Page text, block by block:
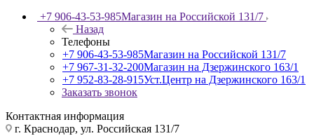
+7 906-43-53-985Магазин на Российской 131/7
Назад
Телефоны
+7 906-43-53-985Магазин на Российской 131/7
+7 967-31-32-200Магазин на Дзержинского 163/1
+7 952-83-28-915Уст.Центр на Дзержинского 163/1
Заказать звонок
Контактная информация
г. Краснодар, ул. Российская 131/7